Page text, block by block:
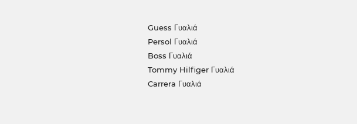
Guess Γυαλιά
Persol Γυαλιά
Boss Γυαλιά
Tommy Hilfiger Γυαλιά
Carrera Γυαλιά